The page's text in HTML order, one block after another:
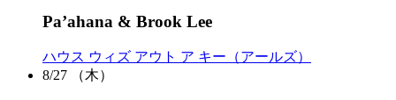
Pa’ahana & Brook Lee
ハウス ウィズ アウト ア キー（アールズ）
8/27
（木）